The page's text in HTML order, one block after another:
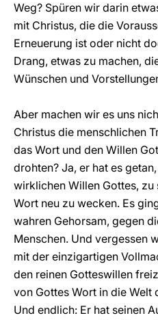
Weg? Spüren wir darin
mit Christus, die die
Erneuerung ist oder nicht
Drang, etwas zu machen,
Wünschen und
Aber machen wir es uns
Christus die menschlichen
das Wort und den Willen
drohten? Ja, er hat es
wirklichen Willen Gottes,
Wort neu zu wecken. Es
wahren Gehorsam, gegen
Menschen. Und vergessen
mit der einzigartigen
den reinen Gotteswillen
von Gottes Wort in die Welt
Und endlich: Er hat seinen